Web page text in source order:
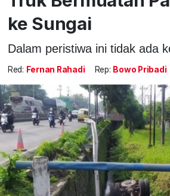
ke Sungai
Dalam peristiwa ini tidak ada
Red: Fernan Rahadi Rep: Bowo Pribadi